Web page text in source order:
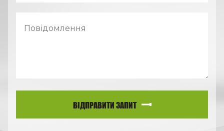
ВІДПРАВИТИ ЗАПИТ